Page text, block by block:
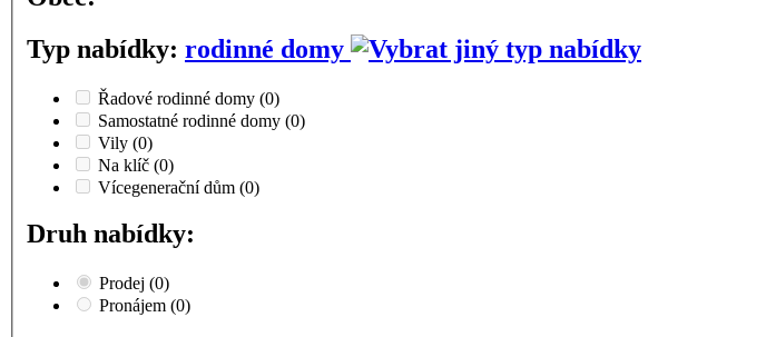
Typ nabídky: rodinné domy
Řadové rodinné domy (0)
Samostatné rodinné domy (0)
Vily (0)
Na klíč (0)
Vícegenerační dům (0)
Druh nabídky:
Prodej (0)
Pronájem (0)